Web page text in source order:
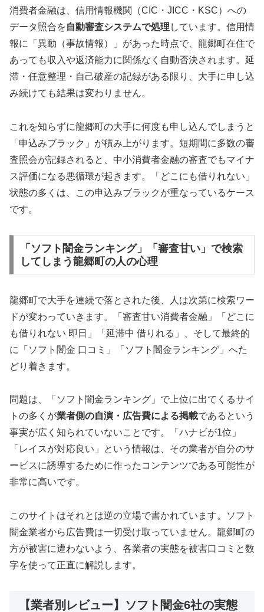
消費者金融は、信用情報機関（CIC・JICC・KSC）への
データ照合を自動審査システムで処理 しています。信用情
報に「異動（事故情報）」があった時点で、龍郷町在住で
あっても収入や返済能力に関係なく自動否決されます。延
滞・任意整理・自己破産の記録がある限り、大手に申し込
み続けても結果は変わりません。
これを知らずに龍郷町の大手に何度も申し込んでしまうと
「申込みブラック」が積み上がります。短期間に多数の審
査照会が記録されると、中小消費者金融の審査でもマイナ
ス評価になる悪循環が起きます。「どこにも借りれない」
状態の多くは、この申込みブラックが重なっているケース
です。
「ソフト闇金ランキング」「審査甘い」で検索
してしまう龍郷町の人の心理
龍郷町で大手を連続で落とされた後、人は次第に検索ワー
ドが変わっていきます。「審査甘い消費者金融」「どこに
も借りれない 即日」「延滞中 借りれる」、そして最終的
に「ソフト闇金 口コミ」「ソフト闇金ランキング」へた
どり着きます。
問題は、「ソフト闇金ランキング」で上位に出てくるサイ
トの多くが業者側の自演・広告費による掲載であるという
事実が広く知られていないことです。「ハナビが1位」
「レイスが対応良い」という情報は、その業者が自分のサ
ービスに誘導するために作ったコンテンツである可能性が
非常に高いです。
このサイトはそれとは逆の立場で書かれています。ソフト
闇金業者から広告費は一切受け取っていません。龍郷町の
方が被害に遭わないよう、各業者の実態を被害口コミと数
字を使って正直に解説します。
【業者別レビュー】ソフト闇金6社の実態